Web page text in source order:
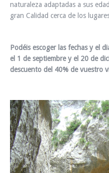
naturaleza adaptadas a sus
gran Calidad cerca de los
Podéis escoger las fechas y el
el 1 de septiembre y el 20 de
descuento del 40% de vuestro